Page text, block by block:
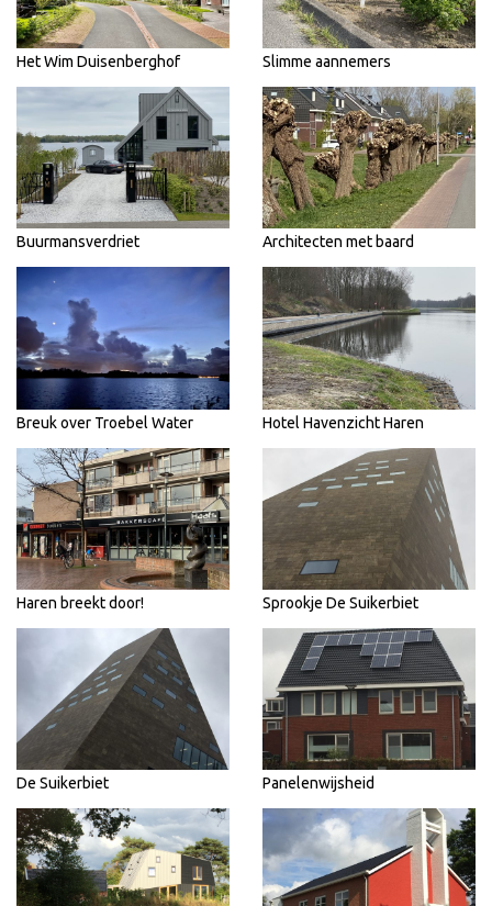
Het Wim Duisenberghof Slimme aannemers
Buurmansverdriet Architecten met baard
Breuk over Troebel Water Hotel Havenzicht Haren
Haren breekt door! Sprookje De Suikerbiet
De Suikerbiet Panelenwijsheid